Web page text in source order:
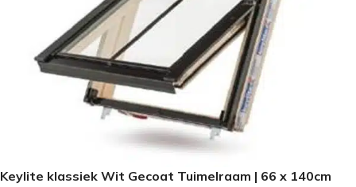
Keylite klassiek Wit Gecoat Tuimelraam | 66 x 140cm